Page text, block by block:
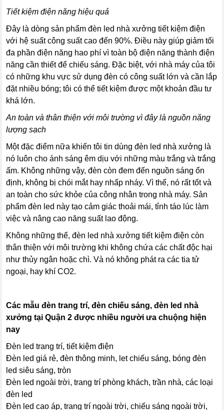
Tiết kiệm điện năng hiệu quả
Đây là dòng sản phẩm đèn led nhà xưởng tiết kiệm điện
với hệ suất công suất cao đến 90%. Điều này giúp giảm tối
đa phần điện năng hao phí vì toàn bộ điện năng thành điện
năng cần thiết để chiếu sáng. Đặc biệt, với nhà máy của tôi
có những khu vực sử dụng đèn có công suất lớn và cần lắp
đặt nhiều bóng; tôi có thể tiết kiệm được một khoản đầu tư
khá lớn.
An toàn và thân thiện với môi trường vì đây là nguồn năng
lượng sạch
Một đặc điểm nữa khiến tôi tin dùng đèn led nhà xưởng là
nó luôn cho ánh sáng êm dịu với những màu trắng và trắng
ấm. Không những vậy, đèn còn đem đến nguồn sáng ổn
định, không bị chói mắt hay nhấp nháy. Vì thế, nó rất tốt và
an toàn cho sức khỏe của công nhân trong nhà máy. Sản
phẩm đèn led này tạo cảm giác thoải mái, tỉnh táo lúc làm
việc và nâng cao năng suất lao động.
Không những thế, đèn led nhà xưởng tiết kiệm điện còn
thân thiện với môi trường khi không chứa các chất độc hại
như thủy ngân hoặc chì. Và nó không phát ra các tia tử
ngoại, hay khí CO2.
Các mẫu đèn trang trí, đèn chiếu sáng, đèn led nhà
xưởng tại Quận 2 được nhiều người ưa chuộng hiện
nay
Đèn led trang trí, tiết kiệm điện
Đèn led giá rẻ, đèn thông minh, let chiếu sáng, bóng đèn
led siêu sáng, tròn
Đèn led ngoài trời, trang trí phòng khách, trần nhà, các loại
đèn led
Đèn led cao áp, trang trí ngoài trời, chiếu sáng ngoài trời,